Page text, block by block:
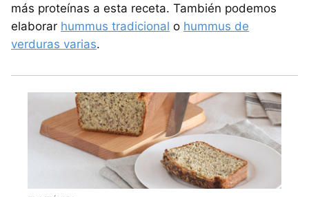
más proteínas a esta receta. También podemos
elaborar hummus tradicional o hummus de
verduras varias.